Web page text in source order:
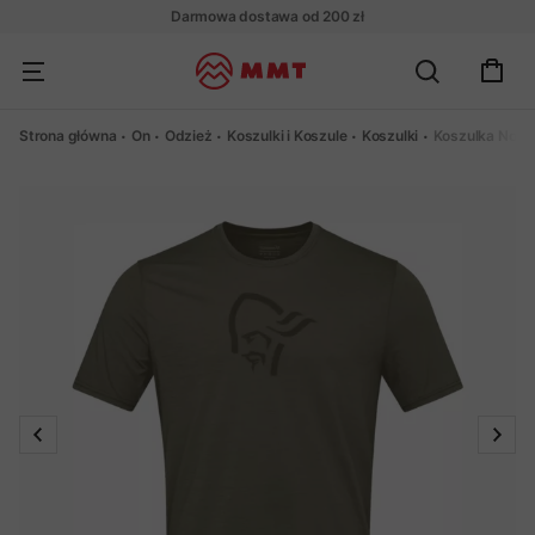
Darmowa dostawa od 200 zł
Strona główna On Odzież Koszulki i Koszule Koszulki Koszulka